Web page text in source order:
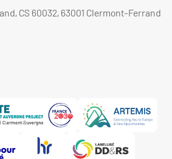
CS 60032, 63001 Clermont-Ferrand